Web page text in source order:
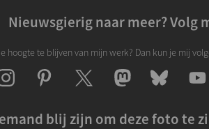
Nieuwsgierig naar meer? Volg
hoogte te blijven van mijn werk? Dan kun je mij
blij zijn om deze foto te